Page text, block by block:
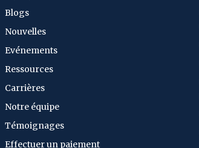
Blogs
Nouvelles
Evénements
Ressources
Carrières
Notre équipe
Témoignages
Effectuer un paiement